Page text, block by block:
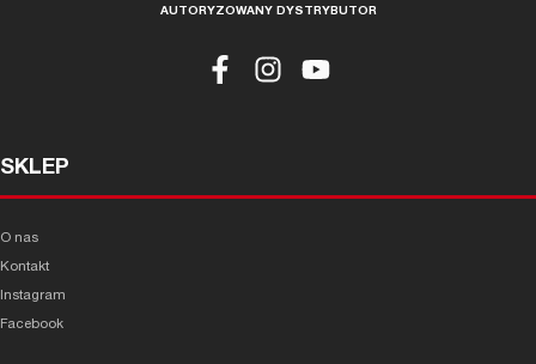
AUTORYZOWANY DYSTRYBUTOR
SKLEP
O nas
Kontakt
Instagram
Facebook